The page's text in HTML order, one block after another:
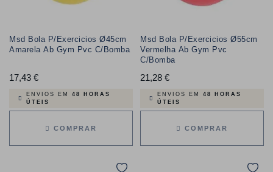
Msd Bola P/Exercicios Ø45cm
Amarela Ab Gym Pvc C/Bomba
17,43 €Preço
ENVIOS EM 48 HORAS
ÚTEIS
COMPRAR
Msd Bola P/Exercicios Ø55cm
Vermelha Ab Gym Pvc
C/Bomba
21,28 €Preço
ENVIOS EM 48 HORAS
ÚTEIS
COMPRAR